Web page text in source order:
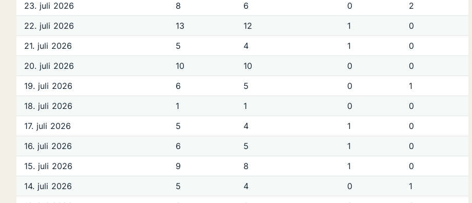
23. juli 2026
8 6 0
2
22. juli 2026
13 12 1
0
21. juli 2026
5 4 1
0
20. juli 2026
10 10 0
0
19. juli 2026
6 5 0
1
18. juli 2026
1 1 0
0
17. juli 2026
5 4 1
0
16. juli 2026
6 5 1
0
15. juli 2026
9 8 1
0
14. juli 2026
5 4 0
1